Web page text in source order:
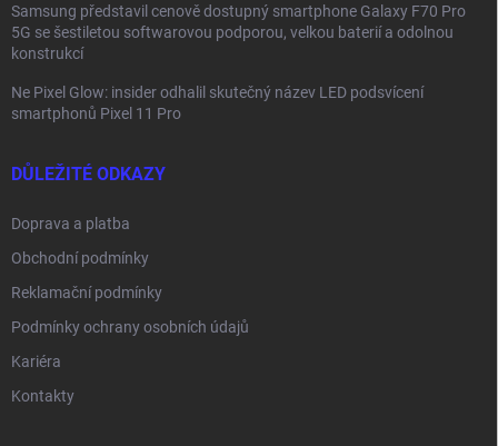
Samsung představil cenově dostupný smartphone Galaxy F70 Pro
5G se šestiletou softwarovou podporou, velkou baterií a odolnou
konstrukcí
Ne Pixel Glow: insider odhalil skutečný název LED podsvícení
smartphonů Pixel 11 Pro
DŮLEŽITÉ ODKAZY
Doprava a platba
Obchodní podmínky
Reklamační podmínky
Podmínky ochrany osobních údajů
Kariéra
Kontakty